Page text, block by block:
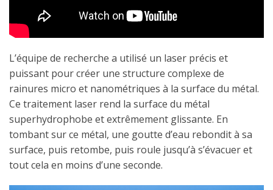
L’équipe de recherche a utilisé un laser précis et
puissant pour créer une structure complexe de
rainures micro et nanométriques à la surface du métal.
Ce traitement laser rend la surface du métal
superhydrophobe et extrêmement glissante. En
tombant sur ce métal, une goutte d’eau rebondit à sa
surface, puis retombe, puis roule jusqu’à s’évacuer et
tout cela en moins d’une seconde.